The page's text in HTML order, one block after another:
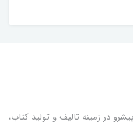
در زمینه تالیف و تولید کتاب،